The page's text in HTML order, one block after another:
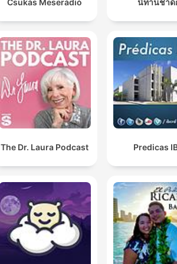
The Dr. Laura Podcast Predicas